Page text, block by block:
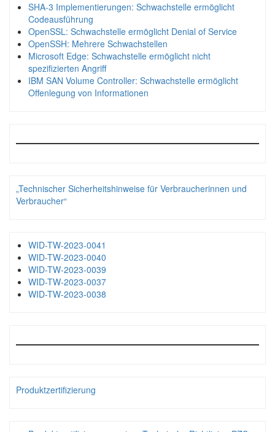
SHA-3 Implementierungen: Schwachstelle ermöglicht
Codeausführung
OpenSSL: Schwachstelle ermöglicht Denial of Service
OpenSSH: Mehrere Schwachstellen
Microsoft Edge: Schwachstelle ermöglicht nicht
spezifizierten Angriff
IBM SAN Volume Controller: Schwachstelle ermöglicht
Offenlegung von Informationen
„Technischer Sicherheitshinweise für Verbraucherinnen und
Verbraucher“
WID-TW-2023-0041
WID-TW-2023-0040
WID-TW-2023-0039
WID-TW-2023-0037
WID-TW-2023-0038
Produktzertifizierung